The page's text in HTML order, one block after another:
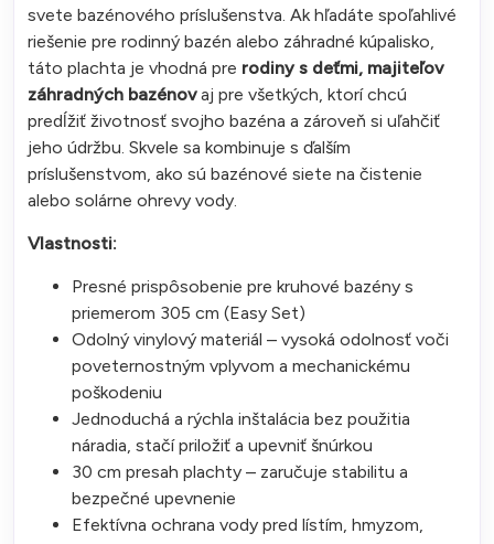
svete bazénového príslušenstva. Ak hľadáte spoľahlivé
riešenie pre rodinný bazén alebo záhradné kúpalisko,
táto plachta je vhodná pre rodiny s deťmi, majiteľov
záhradných bazénovaj pre všetkých, ktorí chcú
predĺžiť životnosť svojho bazéna a zároveň si uľahčiť
jeho údržbu. Skvele sa kombinuje s ďalším
príslušenstvom, ako sú bazénové siete na čistenie
alebo solárne ohrevy vody.
Vlastnosti:
Presné prispôsobenie pre kruhové bazény s
priemerom 305 cm (Easy Set)
Odolný vinylový materiál – vysoká odolnosť voči
poveternostným vplyvom a mechanickému
poškodeniu
Jednoduchá a rýchla inštalácia bez použitia
náradia, stačí priložiť a upevniť šnúrkou
30 cm presah plachty – zaručuje stabilitu a
bezpečné upevnenie
Efektívna ochrana vody pred lístím, hmyzom,